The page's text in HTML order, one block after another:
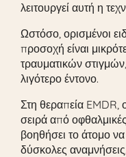
λειτουργεί αυτή η
Ωστόσο, ορισμένοι
προσοχή είναι
τραυματικών
λιγότερο έντονο.
Στη θεραπεία EMDR,
σειρά από
βοηθήσει το άτομο να
δύσκολες